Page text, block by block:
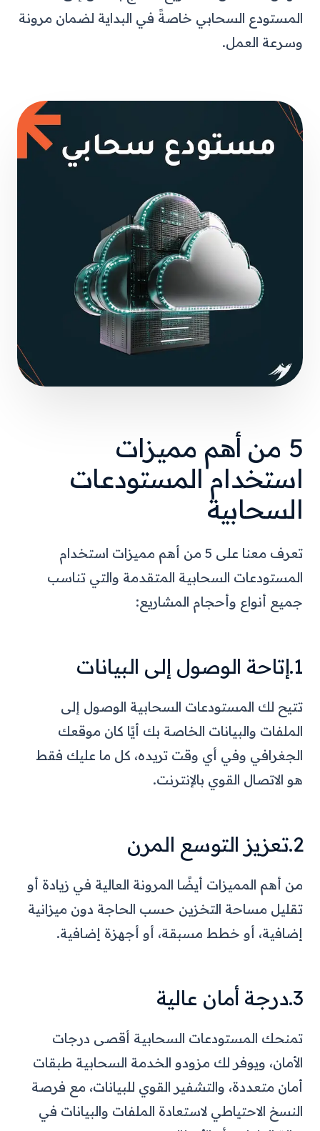
المستودع السحابي خاصةً في البداية لضمان مرونة
وسرعة العمل.
5 من أهم مميزات
استخدام المستودعات
السحابية
تعرف معنا على 5 من أهم مميزات استخدام
المستودعات السحابية المتقدمة والتي تناسب
جميع أنواع وأحجام المشاريع:
1.إتاحة الوصول إلى البيانات
تتيح لك المستودعات السحابية الوصول إلى
الملفات والبيانات الخاصة بك أيًا كان موقعك
الجغرافي وفي أي وقت تريده، كل ما عليك فقط
هو الاتصال القوي بالإنترنت.
2.تعزيز التوسع المرن
من أهم المميزات أيضًا المرونة العالية في زيادة أو
تقليل مساحة التخزين حسب الحاجة دون ميزانية
إضافية، أو خطط مسبقة، أو أجهزة إضافية.
3.درجة أمان عالية
تمنحك المستودعات السحابية أقصى درجات
الأمان، ويوفر لك مزودو الخدمة السحابية طبقات
أمان متعددة، والتشفير القوي للبيانات، مع فرصة
النسخ الاحتياطي لاستعادة الملفات والبيانات في